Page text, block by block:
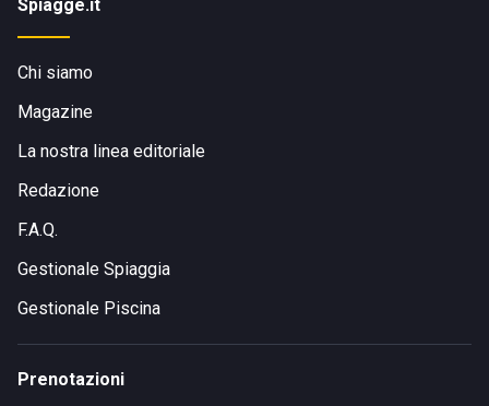
Spiagge.it
Chi siamo
Magazine
La nostra linea editoriale
Redazione
F.A.Q.
Gestionale Spiaggia
Gestionale Piscina
Prenotazioni